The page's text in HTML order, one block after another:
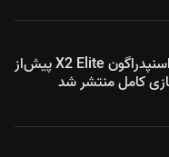
اولین تست‌های واقعی اسنپدراگون X2 Elite پیش‌از
کامل منتشر شد